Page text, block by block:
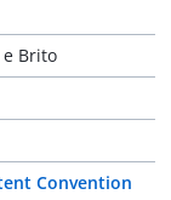
e Brito
Convention